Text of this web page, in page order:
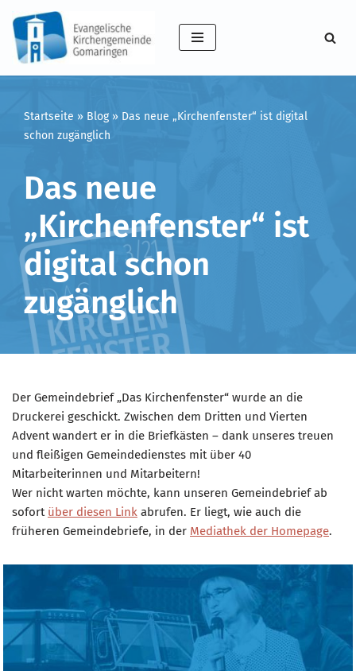
Zum
Inhalt
Startseite » Blog » Das neue „Kirchenfenster“ ist digital
schon zugänglich
Das neue
„Kirchenfenster“ ist
digital schon
zugänglich
Der Gemeindebrief „Das Kirchenfenster“ wurde an die
Druckerei geschickt. Zwischen dem Dritten und Vierten
Advent wandert er in die Briefkästen – dank unseres treuen
und fleißigen Gemeindedienstes mit über 40
Mitarbeiterinnen und Mitarbeitern!
Wer nicht warten möchte, kann unseren Gemeindebrief ab
sofort über diesen Link abrufen. Er liegt, wie auch die
früheren Gemeindebriefe, in der Mediathek der Homepage.